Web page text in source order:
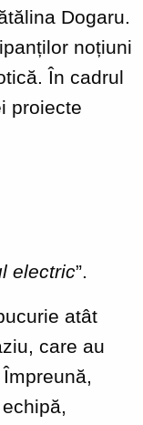
Dogaru.
noțiuni
În cadrul
proiecte
electric”.
atât
care au